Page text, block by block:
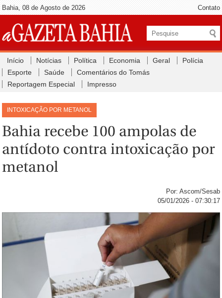
Bahia, 08 de Agosto de 2026 Contato
Início Notícias Política Economia Geral
Polícia
Esporte
Saúde
Comentários do Tomás
Reportagem Especial
Impresso
INTOXICAÇÃO POR METANOL
Bahia recebe 100 ampolas de
antídoto contra intoxicação por
metanol
Por: Ascom/Sesab
05/01/2026 - 07:30:17